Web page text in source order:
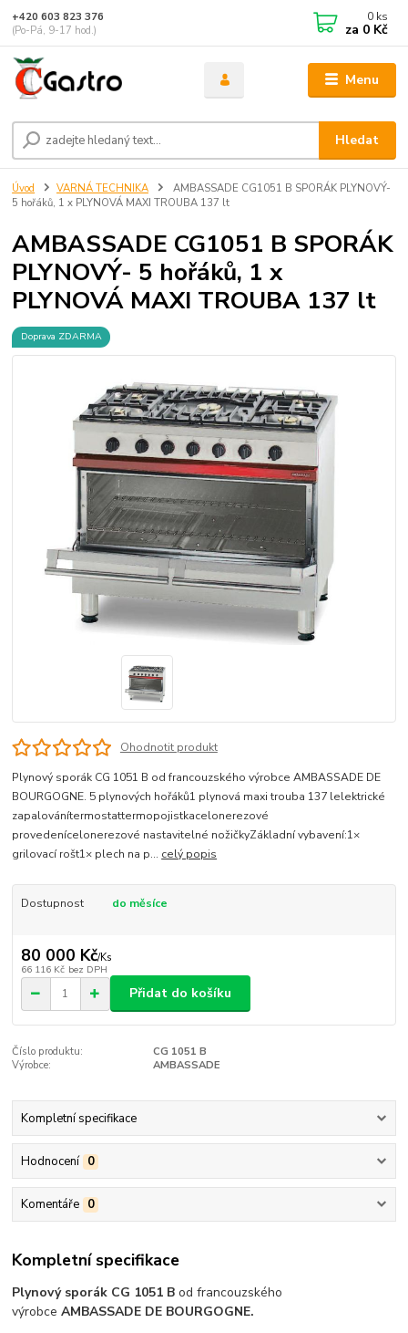
Menu
Hledat
+420 603 823 376
(Po-Pá, 9-17 hod.)
0 ks
za 0 Kč
Úvod VARNÁ TECHNIKA
AMBASSADE CG1051 B SPORÁK PLYNOVÝ-
5 hořáků, 1 x PLYNOVÁ MAXI TROUBA 137 lt
AMBASSADE CG1051 B SPORÁK
PLYNOVÝ- 5 hořáků, 1 x
PLYNOVÁ MAXI TROUBA 137 lt
Doprava ZDARMA
Ohodnotit produkt
Plynový sporák CG 1051 B od francouzského výrobce AMBASSADE DE
BOURGOGNE. 5 plynových hořáků1 plynová maxi trouba 137 lelektrické
zapalovánítermostattermopojistkacelonerezové
provedenícelonerezové nastavitelné nožičkyZákladní vybavení:1×
grilovací rošt1× plech na p... celý popis
Dostupnost do měsíce
80 000 Kč/Ks
66 116 Kč bez DPH
Přidat do košíku
Číslo produktu:
CG 1051 B
Výrobce:
AMBASSADE
Kompletní specifikace
Hodnocení 0
Komentáře 0
Kompletní specifikace
Plynový sporák CG 1051 B od francouzského
výrobceAMBASSADE DE BOURGOGNE.